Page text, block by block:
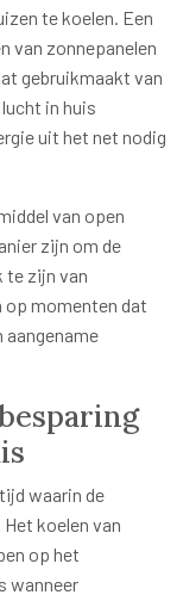
te koelen. Een
van zonnepanelen
gebruikmaakt van
in huis
uit het net nodig
van open
zijn om de
te zijn van
momenten dat
aangename
waarin de
koelen van
op het
wanneer